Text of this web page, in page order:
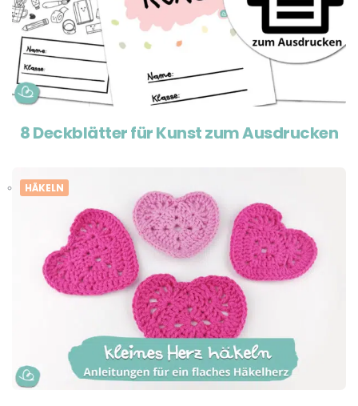
8 Deckblätter für Kunst zum Ausdrucken
HÄKELN